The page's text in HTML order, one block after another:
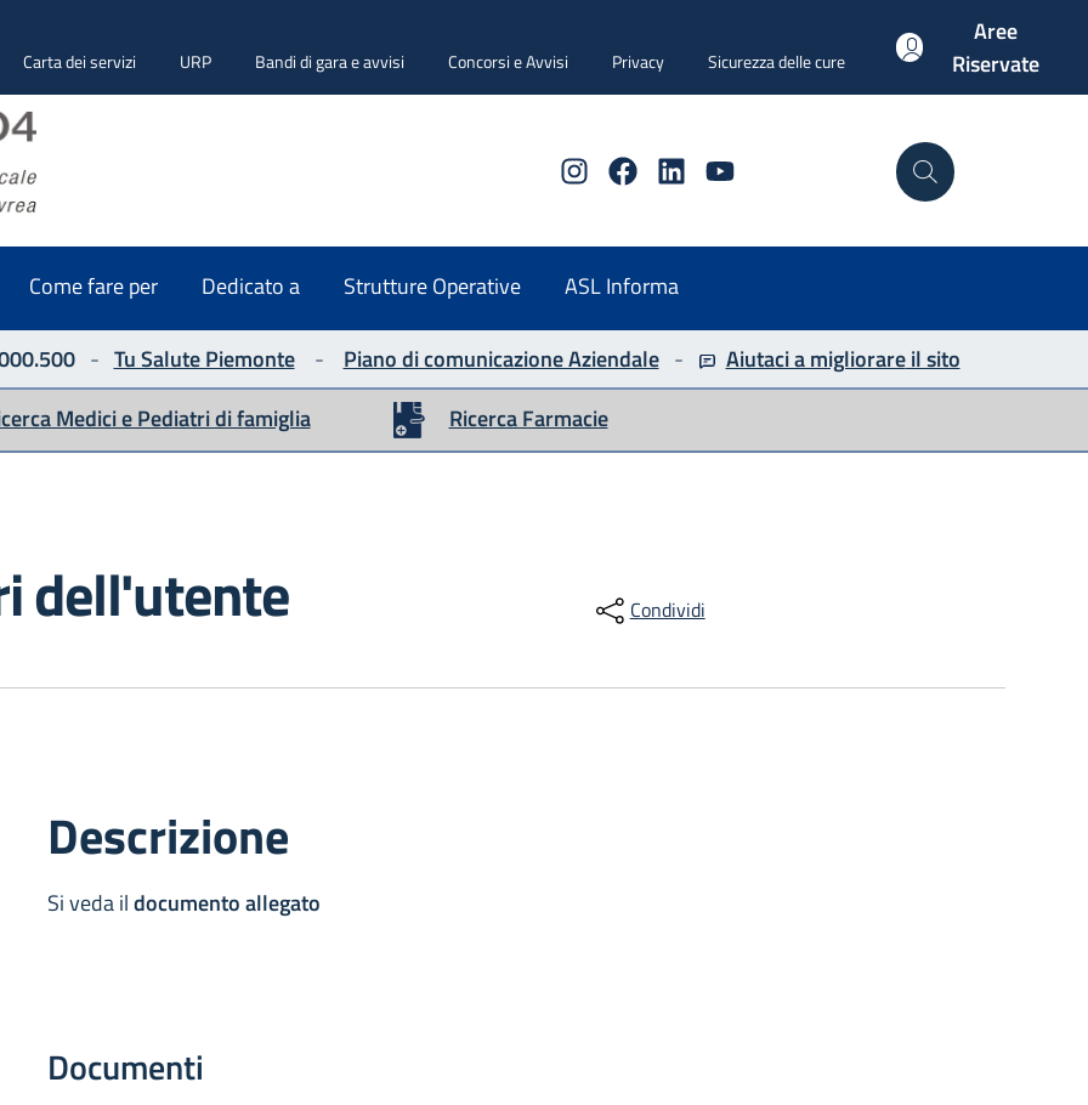
Carta dei servizi URP Bandi di gara e avvisi Concorsi e Avvisi Privacy Sicurezza delle cure
Aree
Riservate
InstagramFacebookLinkedinYouTube
Come fare per Dedicato a Strutture Operative ASL Informa
- Tu Salute Piemonte- Piano di comunicazione Aziendale- Aiutaci a migliorareil sito
Medici e Pediatri di famiglia
Ricerca Farmacie
dell'utente Condividi
Descrizione
Si veda ildocumento allegato
Documenti